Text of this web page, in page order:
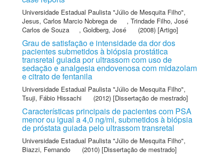
Universidade Estadual Paulista "Júlio de Mesquita Filho",
Jesus, Carlos Marcio Nobrega de
, Trindade Filho, José
Carlos de Souza
, Goldberg, José (2008) [Artigo]
Grau de satisfação e intensidade da dor dos
pacientes submetidos à biópsia prostática
transretal guiada por ultrassom com uso de
sedação e analgesia endovenosa com midazolam
e citrato de fentanila
Universidade Estadual Paulista "Júlio de Mesquita Filho",
Tsuji, Fábio Hissachi
(2012) [Dissertação de mestrado]
Características principais de pacientes com PSA
menor ou igual a 4,0 ng/ml, submetidos à biópsia
de próstata guiada pelo ultrassom transretal
Universidade Estadual Paulista "Júlio de Mesquita Filho",
Biazzi, Fernando
(2010) [Dissertação de mestrado]